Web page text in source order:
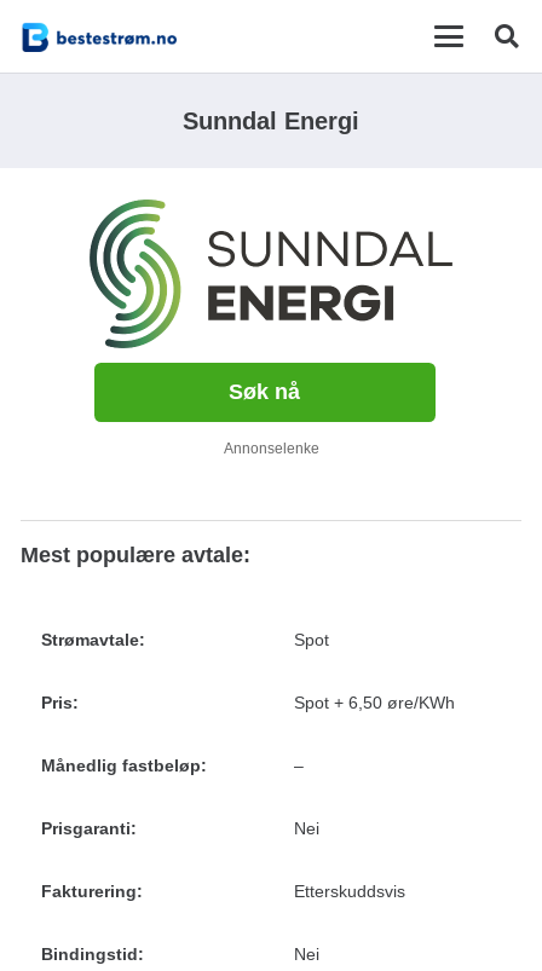
Sunndal Energi
Søk nå
Annonselenke
Mest populære avtale:
Strømavtale: Spot
Pris: Spot + 6,50 øre/KWh
Månedlig fastbeløp: –
Prisgaranti: Nei
Fakturering: Etterskuddsvis
Bindingstid: Nei